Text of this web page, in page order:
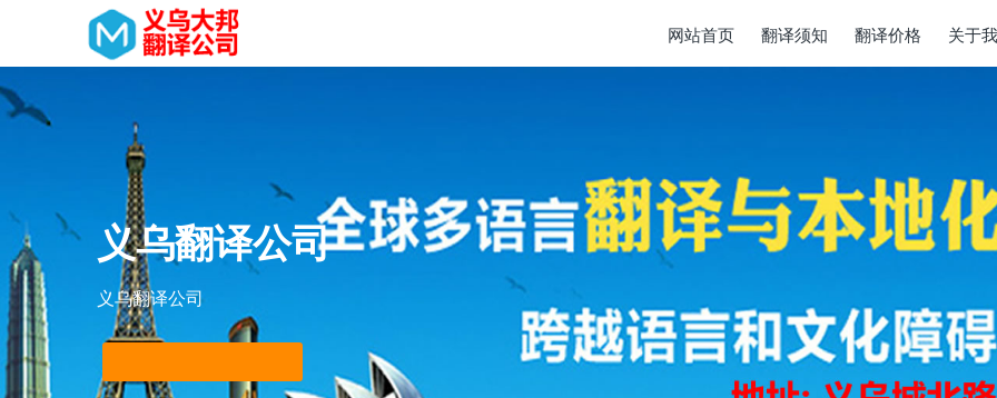
网站首页 翻译须知 翻译价格 关于
义乌翻译公司
义乌翻译公司